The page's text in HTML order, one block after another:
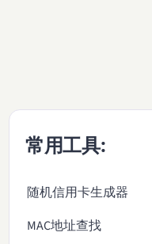
常用工具:
随机信用卡生成器
MAC地址查找